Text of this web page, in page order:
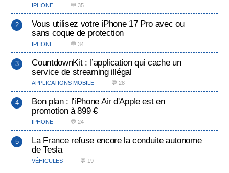
IPHONE 💬 35
Vous utilisez votre iPhone 17 Pro avec ou
sans coque de protection
IPHONE 💬 34
CountdownKit : l’application qui cache un
service de streaming illégal
APPLICATIONS MOBILE 💬 28
Bon plan : l'iPhone Air d'Apple est en
promotion à 899 €
IPHONE 💬 24
La France refuse encore la conduite autonome
de Tesla
VÉHICULES 💬 19